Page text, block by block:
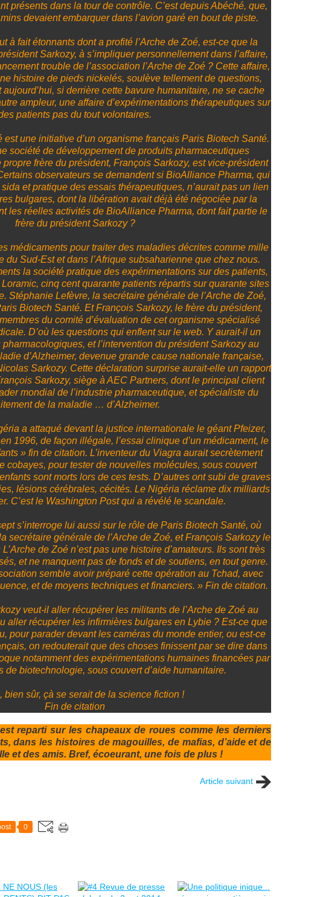
présents dans la tour de contrôle. C’est depuis Abéché, que,
devaient embarquer dans l’avion garé en bout de piste.
à fait étonnants dont a profité l’Arche de Zoé, est-ce que la
Sarkozy, à s’impliquer personnellement dans l’affaire,
trouble de l’association l’Arche de Zoé ? Cette affaire,
histoire de pieds nickelés, soulève tellement de questions,
si derrière cette bavure humanitaire, ne se cache
ampleur, une affaire d’expérimentations thérapeutiques sur
patients pas du tout volontaires.
est une initiative d’un organisme français Paris Biotech Santé.
société de développement de produits pharmaceutiques
frère du président, François Sarkozy, est vice-président
observateurs se demandent si BioAlliance Pharma, qui
et pratique des essais thérapeutiques, n’aurait pas un lien
bulgares, dont la libération avait déjà été négociée par la
les réelles activités de BioAlliance Pharma, dont fait partie le
frère du président Sarkozy ?
médicaments pour traiter des maladies décrites comme mille
du Sud-Est et dans l’Afrique subsaharienne que chez nous.
la société pratique des expérimentations sur des patients,
cinq cent quarante patients répartis sur quarante sites
Stéphanie Lefèvre, la secrétaire générale de l’Arche de Zoé,
Biotech Santé. Et François Sarkozy, le frère du président,
du comité d’évaluation de cet organisme spécialisé
D’où les questions qui enflent sur le web. Y aurait-il un
et l’intervention du président Sarkozy au
d’Alzheimer, devenue grande cause nationale française,
Sarkozy. Cette déclaration surprise aurait-elle un rapport
Sarkozy, siège à AEC Partners, dont le principal client
mondial de l’industrie pharmaceutique, et spécialiste du
de la maladie … d’Alzheimer.
a attaqué devant la justice internationale le géant Pfeizer,
1996, de façon illégale, l’essai clinique d’un médicament, le
» fin de citation. L’inventeur du Viagra aurait secrètement
cobayes, pour tester de nouvelles molécules, sous couvert
sont morts lors de ces tests. D’autres ont subi de graves
lésions cérébrales, cécités. Le Nigéria réclame dix milliards
C’est le Washington Post qui a révélé le scandale.
s’interroge lui aussi sur le rôle de Paris Biotech Santé, où
secrétaire générale de l’Arche de Zoé, et François Sarkozy le
de Zoé n’est pas une histoire d’amateurs. Ils sont très
et ne manquent pas de fonds et de soutiens, en tout genre.
semble avoir préparé cette opération au Tchad, avec
et de moyens techniques et financiers. » Fin de citation.
veut-il aller récupérer les militants de l’Arche de Zoé au
aller récupérer les infirmières bulgares en Lybie ? Est-ce que
pour parader devant les caméras du monde entier, ou est-ce
on redouterait que des choses finissent par se dire dans
notamment des expérimentations humaines financées par
de biotechnologie, sous couvert d’aide humanitaire.
bien sûr, çà se serait de la science fiction !
Fin de citation
reparti sur les chapeaux de roues comme les derniers
dans les histoires de magouilles, de mafias, d’aide et de
et des amis. Bref, écoeurant, une fois de plus !
Article suivant
0